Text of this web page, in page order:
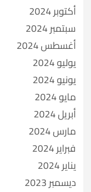
أكتوبر 2024
سبتمبر 2024
أغسطس 2024
يوليو 2024
يونيو 2024
مايو 2024
أبريل 2024
مارس 2024
فبراير 2024
يناير 2024
ديسمبر 2023